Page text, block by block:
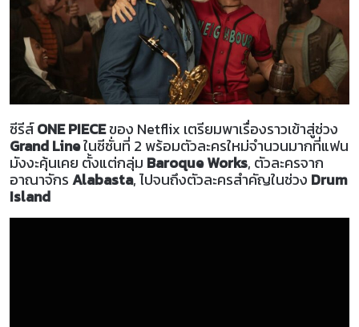
ซีรีส์ONE PIECEของ Netflix เตรียมพาเรื่องราวเข้าสู่ช่วง
Grand Lineในซีซั่นที่ 2 พร้อมตัวละครใหม่จำนวนมากที่แฟน
มังงะคุ้นเคย ตั้งแต่กลุ่ม Baroque Works, ตัวละครจาก
อาณาจักรAlabasta, ไปจนถึงตัวละครสำคัญในช่วง Drum
Island